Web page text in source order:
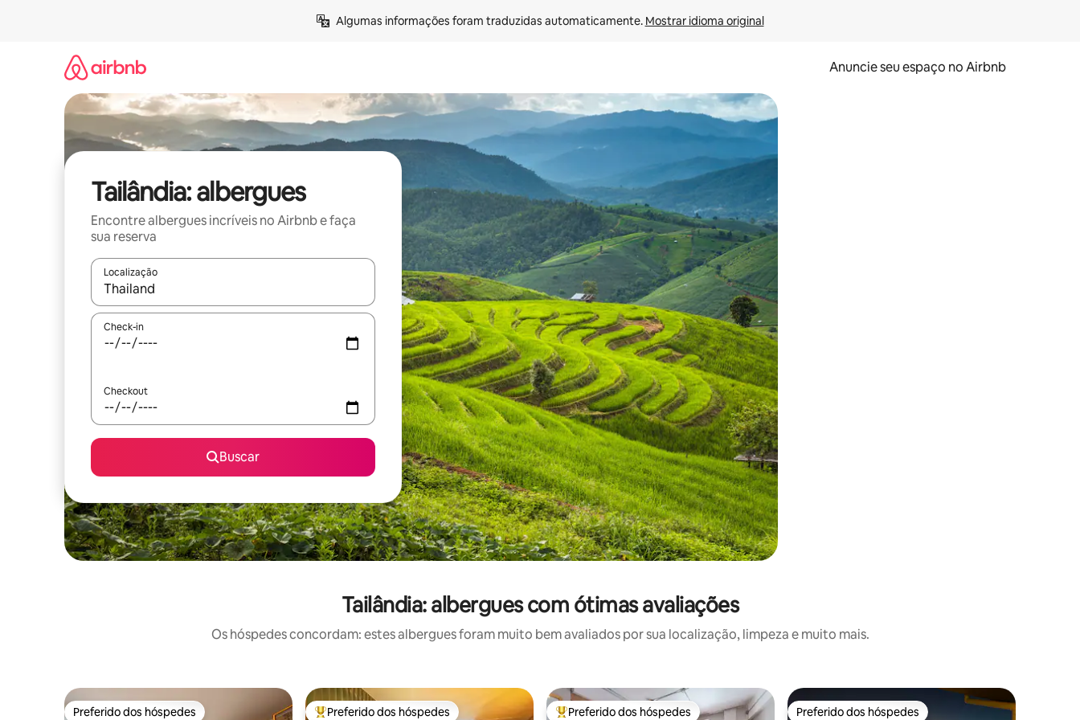
Algumas informações foram traduzidas automaticamente. Mostrar idioma original
Anuncie seu espaço no Airbnb
Tailândia: albergues
Encontre albergues incríveis no Airbnb e faça
sua reserva
Localização
Quando os resultados estiverem disponíveis, explore-os usando as seta para cima e para baixo do teclado ou tocando e deslizando o dedo na tela.
Check-in
Checkout
Buscar
Tailândia: albergues com ótimas avaliações
Os hóspedes concordam: estes albergues foram muito bem avaliados por sua localização, limpeza e muito mais.
Preferido dos hóspedes Preferido dos hóspedes Preferido dos hóspedes Preferido dos hóspedes